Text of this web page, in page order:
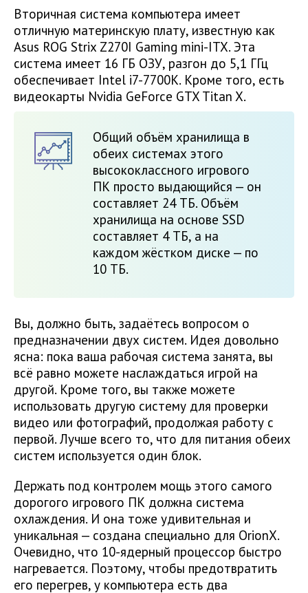
Вторичная система компьютера имеет
отличную материнскую плату, известную как
Asus ROG Strix Z270I Gaming mini-ITX. Эта
система имеет 16 ГБ ОЗУ, разгон до 5,1 ГГц
обеспечивает Intel i7-7700K. Кроме того, есть
видеокарты Nvidia GeForce GTX Titan X.
Общий объём хранилища в
обеих системах этого
высококлассного игрового
ПК просто выдающийся — он
составляет 24 ТБ. Объём
хранилища на основе SSD
составляет 4 ТБ, а на
каждом жёстком диске — по
10 ТБ.
Вы, должно быть, задаётесь вопросом о
предназначении двух систем. Идея довольно
ясна: пока ваша рабочая система занята, вы
всё равно можете наслаждаться игрой на
другой. Кроме того, вы также можете
использовать другую систему для проверки
видео или фотографий, продолжая работу с
первой. Лучше всего то, что для питания обеих
систем используется один блок.
Держать под контролем мощь этого самого
дорогого игрового ПК должна система
охлаждения. И она тоже удивительная и
уникальная — создана специально для OrionX.
Очевидно, что 10-ядерный процессор быстро
нагревается. Поэтому, чтобы предотвратить
его перегрев, у компьютера есть два